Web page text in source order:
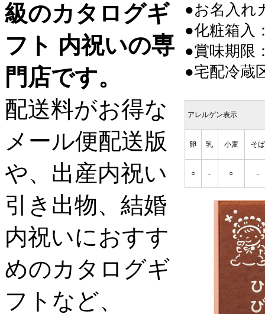
●お名入れ
●化粧箱入
●賞味期限
●宅配冷蔵
アレルゲン表示
卵 乳 小麦 そば
○ - ○ -
級のカタログギ
フト 内祝いの専
門店です。
配送料がお得な
メール便配送版
や、出産内祝い
引き出物、結婚
内祝いにおすす
めのカタログギ
フトなど、